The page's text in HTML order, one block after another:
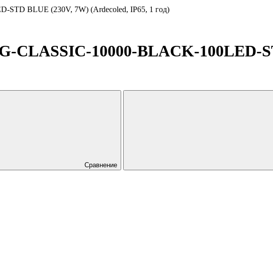
STD BLUE (230V, 7W) (Ardecoled, IP65, 1 год)
CLASSIC-10000-BLACK-100LED-
Сравнение